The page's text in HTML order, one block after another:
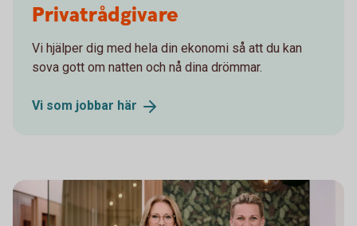
Privatrådgivare
Vi hjälper dig med hela din ekonomi så att du kan
sova gott om natten och nå dina drömmar.
Vi som jobbar här